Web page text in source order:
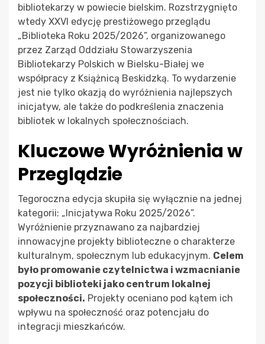
bibliotekarzy w powiecie bielskim. Rozstrzygnięto
wtedy XXVI edycję prestiżowego przeglądu
„Biblioteka Roku 2025/2026”, organizowanego
przez Zarząd Oddziału Stowarzyszenia
Bibliotekarzy Polskich w Bielsku-Białej we
współpracy z Książnicą Beskidzką. To wydarzenie
jest nie tylko okazją do wyróżnienia najlepszych
inicjatyw, ale także do podkreślenia znaczenia
bibliotek w lokalnych społecznościach.
Kluczowe Wyróżnienia w
Przeglądzie
Tegoroczna edycja skupiła się wyłącznie na jednej
kategorii: „Inicjatywa Roku 2025/2026”.
Wyróżnienie przyznawano za najbardziej
innowacyjne projekty biblioteczne o charakterze
kulturalnym, społecznym lub edukacyjnym. Celem
było promowanie czytelnictwa i wzmacnianie
pozycji biblioteki jako centrum lokalnej
społeczności. Projekty oceniano pod kątem ich
wpływu na społeczność oraz potencjału do
integracji mieszkańców.